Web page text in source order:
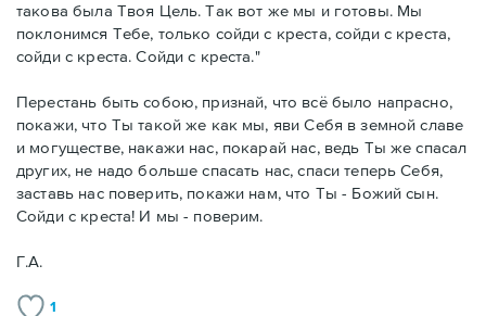
такова была Твоя Цель. Так вот же мы и готовы. Мы
поклонимся Тебе, только сойди с креста, сойди с креста,
сойди с креста. Сойди с креста."
Перестань быть собою, признай, что всё было напрасно,
покажи, что Ты такой же как мы, яви Себя в земной славе
и могуществе, накажи нас, покарай нас, ведь Ты же спасал
других, не надо больше спасать нас, спаси теперь Себя,
заставь нас поверить, покажи нам, что Ты - Божий сын.
Сойди с креста! И мы - поверим.
Г.А.
1